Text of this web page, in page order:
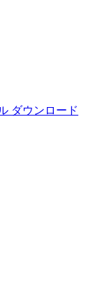
ダウンロード